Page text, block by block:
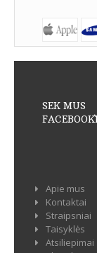
SEK MUS
Apie mus
Kontaktai
Straipsniai
Taisyklės
Atsiliepimai